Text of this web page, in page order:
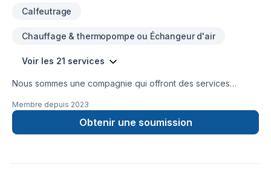
Calfeutrage
Chauffage & thermopompe ou Échangeur d'air
Voir les 21 services
Nous sommes une compagnie qui offront des services
comfort pour votre maison.
Membre depuis 2023
Obtenir une soumission